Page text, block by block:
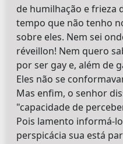
de humilhação e frieza
tempo que não tenho
sobre eles. Nem sei
réveillon! Nem quero
por ser gay e, além de
Eles não se
Mas enfim, o senhor
"capacidade de
Pois lamento informá-
perspicácia sua está